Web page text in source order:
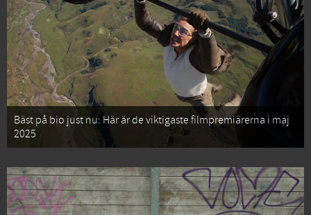
Bäst på bio just nu: Här är de viktigaste filmpremiärerna i maj
2025